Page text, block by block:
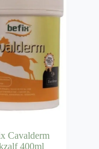
Cavalderm
400ml